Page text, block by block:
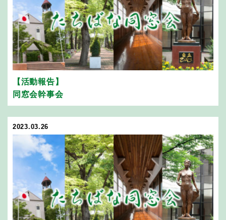
【活動報告】
同窓会幹事会
2023.03.26